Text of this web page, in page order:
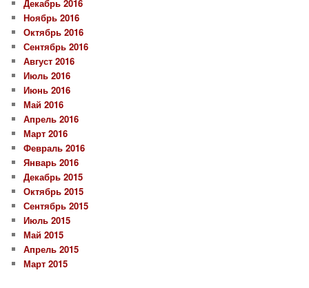
Декабрь 2016
Ноябрь 2016
Октябрь 2016
Сентябрь 2016
Август 2016
Июль 2016
Июнь 2016
Май 2016
Апрель 2016
Март 2016
Февраль 2016
Январь 2016
Декабрь 2015
Октябрь 2015
Сентябрь 2015
Июль 2015
Май 2015
Апрель 2015
Март 2015